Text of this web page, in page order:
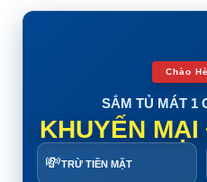
Chào
SẮM TỦ MÁT 1
KHUYẾN
💸TRỪ TIỀN MẶT